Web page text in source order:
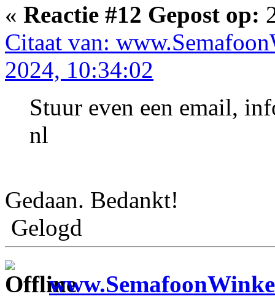
« Reactie #12 Gepost op:
Citaat van:
2024, 10:34:02
Stuur even een email,
nl
Gedaan. Bedankt!
Gelogd